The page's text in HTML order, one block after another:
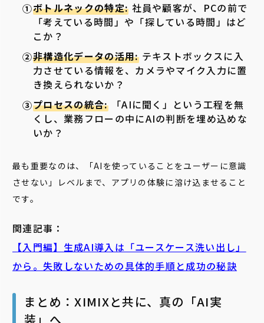
ボトルネックの特定: 社員や顧客が、PCの前で
「考えている時間」や「探している時間」はど
こか？
非構造化データの活用:テキストボックスに入
力させている情報を、カメラやマイク入力に置
き換えられないか？
プロセスの統合:「AIに聞く」という工程を無
くし、業務フローの中にAIの判断を埋め込めな
いか？
最も重要なのは、「AIを使っていることをユーザーに意識
させない」レベルまで、アプリの体験に溶け込ませること
です。
関連記事：
【入門編】生成AI導入は「ユースケース洗い出し」
から。失敗しないための具体的手順と成功の秘訣
まとめ：XIMIXと共に、真の「AI実
装」へ